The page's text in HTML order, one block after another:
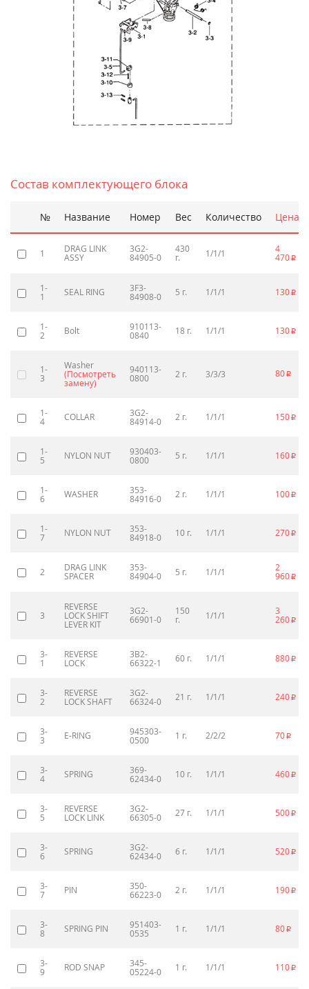
Состав комплектующего блока
№ Название Номер Вес Количество Цена
1
DRAG LINK
ASSY
3G2-
84905-0
430
г.
1/1/1
4
470 p
1-
1
SEAL RING
3F3-
84908-0
5 г. 1/1/1 130 p
1-
2
Bolt
910113-
0840
18 г. 1/1/1 130 p
1-
3
Washer
(Посмотреть
замену)
940113-
0800
2 г. 3/3/3 80 p
1-
4
COLLAR
3G2-
84914-0
2 г. 1/1/1 150 p
1-
5
NYLON NUT
930403-
0800
5 г. 1/1/1 160 p
1-
6
WASHER
353-
84916-0
2 г. 1/1/1 100 p
1-
7
NYLON NUT
353-
84918-0
10 г. 1/1/1 270 p
2
DRAG LINK
SPACER
353-
84904-0
5 г. 1/1/1
2
960 p
3
REVERSE
LOCK SHIFT
LEVER KIT
3G2-
66901-0
150
г.
1/1/1
3
260 p
3-
1
REVERSE
LOCK
3B2-
66322-1
60 г. 1/1/1 880 p
3-
2
REVERSE
LOCK SHAFT
3G2-
66324-0
21 г. 1/1/1 240 p
3-
3
E-RING
945303-
0500
1 г. 2/2/2 70 p
3-
4
SPRING
369-
62434-0
10 г. 1/1/1 460 p
3-
5
REVERSE
LOCK LINK
3G2-
66305-0
27 г. 1/1/1 500 p
3-
6
SPRING
3G2-
62434-0
6 г. 1/1/1 520 p
3-
7
PIN
350-
66223-0
2 г. 1/1/1 190 p
3-
8
SPRING PIN
951403-
0535
1 г. 1/1/1 80 p
3-
9
ROD SNAP
345-
05224-0
1 г. 1/1/1 110 p